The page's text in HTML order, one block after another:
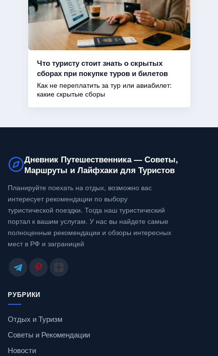
Что туристу стоит знать о скрытых
сборах при покупке туров и билетов
Как не переплатить за тур или авиабилет:
какие скрытые сборы
Дневник Путешественника — Советы,
Маршруты и Лайфхаки для Туристов
Планируйте поехать на отдых, возможно вас
интересует рекомендации по выбору
туристической поездки. Тогда наш туристический
портал к вашим услугам. У нас вы найдете самые
полноценные рекомендации и обзоры интересных
мест в РФ и заграницей
РУБРИКИ
Отдых и Туризм
Советы и Рекомендации
Новости